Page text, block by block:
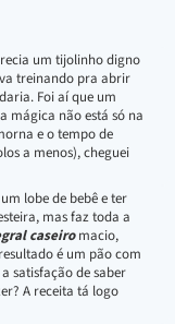
um tijolinho digno
treinando pra abrir
Foi aí que um
mágica não está só na
e o tempo de
a menos), cheguei
lobe de bebê e ter
mas faz toda a
caseiromacio,
é um pão com
satisfação de saber
A receita tá logo